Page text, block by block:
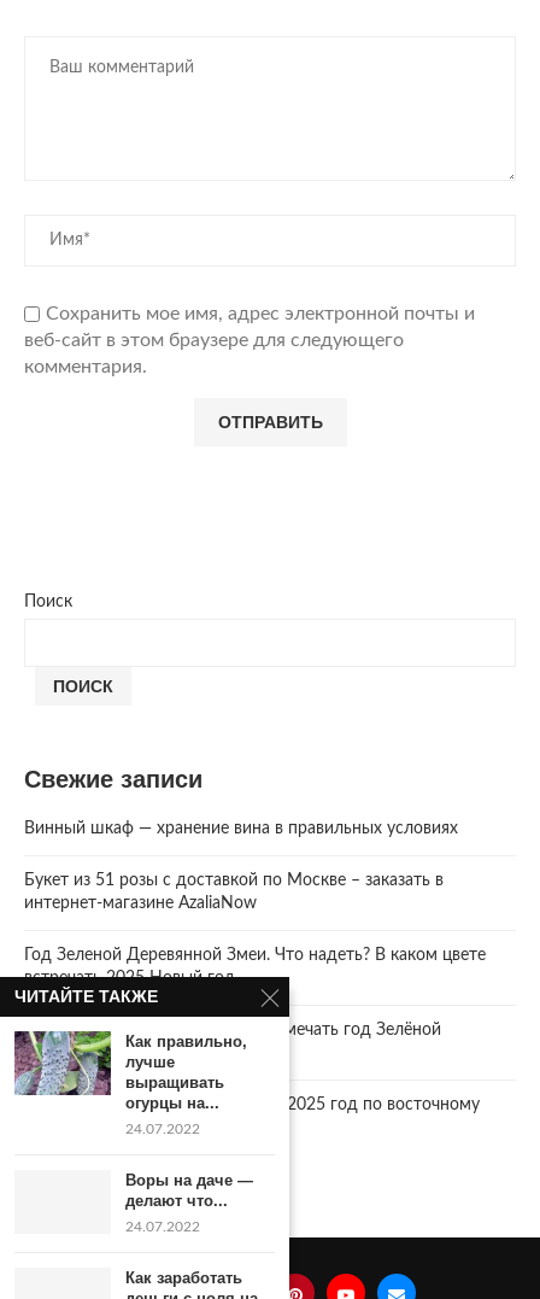
Сохранить мое имя, адрес электронной почты и
веб-сайт в этом браузере для следующего
комментария.
Поиск
ПОИСК
Свежие записи
Винный шкаф — хранение вина в правильных условиях
Букет из 51 розы с доставкой по Москве – заказать в
интернет-магазине AzaliaNow
Год Зеленой Деревянной Змеи. Что надеть? В каком цвете
встречать 2025 Новый год.
2025 год. Где и как правильно отмечать год Зелёной
Деревянной Змеи
Что год грядущий нам готовит… 2025 год по восточному
ЧИТАЙТЕ ТАКЖЕ
Как правильно,
лучше
выращивать
огурцы на...
24.07.2022
Воры на даче —
делают что...
24.07.2022
Как заработать